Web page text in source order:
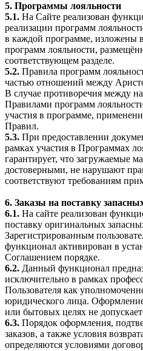
5. Программы лояльности
5.1. На Сайте реализован
реализации программ
в каждой программе, изложены
программ лояльности,
соответствующем разделе.
5.2. Правила программ
частью отношений между
В случае противоречия между
Правилами программ
участия в программе,
Правил.
5.3. При предоставлении
рамках участия в Программах
гарантирует, что загружаемые
достоверными, не нарушают
соответствуют требованиям
6. Заказы на поставку
6.1. На сайте реализован
поставку оригинальных
Зарегистрированным
функционал активирован в
Соглашением порядке.
6.2. Данный функционал
исключительно в рамках
Пользователя как
юридического лица.
или бытовых целях не
6.3. Порядок оформления,
заказов, а также условия
определяются условиями